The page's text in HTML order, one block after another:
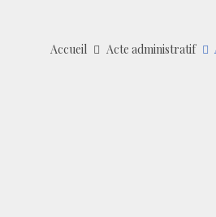
Accueil Acte administratif